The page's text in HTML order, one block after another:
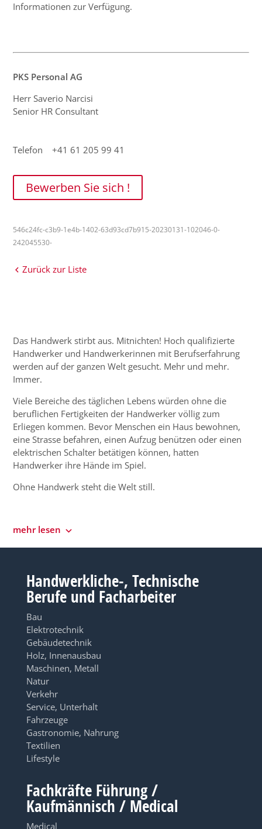
Informationen zur Verfügung.
PKS Personal AG
Herr Saverio Narcisi
Senior HR Consultant
Telefon +41 61 205 99 41
Bewerben Sie sich !
546c24fc-c3b9-1e4b-1402-63d93cd7b915-20230131-102046-0-
242045530-
Zurück zur Liste
Das Handwerk stirbt aus. Mitnichten! Hoch qualifizierte
Handwerker und Handwerkerinnen mit Berufserfahrung
werden auf der ganzen Welt gesucht. Mehr und mehr.
Immer.
Viele Bereiche des täglichen Lebens würden ohne die
beruflichen Fertigkeiten der Handwerker völlig zum
Erliegen kommen. Bevor Menschen ein Haus bewohnen,
eine Strasse befahren, einen Aufzug benützen oder einen
elektrischen Schalter betätigen können, hatten
Handwerker ihre Hände im Spiel.
Ohne Handwerk steht die Welt still.
mehr lesen
Handwerkliche-, Technische
Berufe und Facharbeiter
Bau
Elektrotechnik
Gebäudetechnik
Holz, Innenausbau
Maschinen, Metall
Natur
Verkehr
Service, Unterhalt
Fahrzeuge
Gastronomie, Nahrung
Textilien
Lifestyle
Fachkräfte Führung /
Kaufmännisch / Medical
Medical